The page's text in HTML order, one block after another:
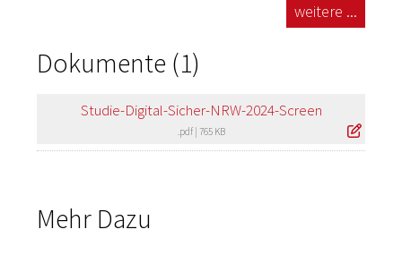
weitere ...
Dokumente (1)
Studie-Digital-Sicher-NRW-2024-Screen
.pdf| 765 KB
Mehr Dazu